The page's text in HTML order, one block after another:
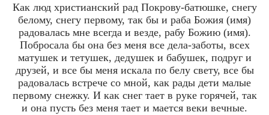
Как люд христианский рад Покрову-батюшке, снегу
белому, снегу первому, так бы и раба Божия (имя)
радовалась мне всегда и везде, рабу Божию (имя).
Побросала бы она без меня все дела-заботы, всех
матушек и тетушек, дедушек и бабушек, подруг и
друзей, и все бы меня искала по белу свету, все бы
радовалась встрече со мной, как рады дети малые
первому снежку. И как снег тает в руке горячей, так
и она пусть без меня тает и мается веки вечные.